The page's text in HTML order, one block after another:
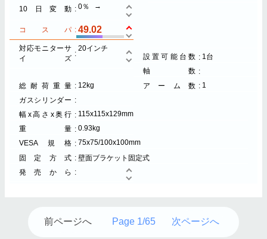
10日変動 0％
コスパ 49.02
対応モニターサ
イズ
20インチ
設置可能台数
1台
軸数
総耐荷重量
12kg アーム数
1
ガスシリンダー
幅x高さx奥行
115x115x129mm
重量
0.93kg
VESA規格
75x75/100x100mm
固定方式
壁面ブラケット固定式
発売から
Page 1/65
前ページへ 次ページへ